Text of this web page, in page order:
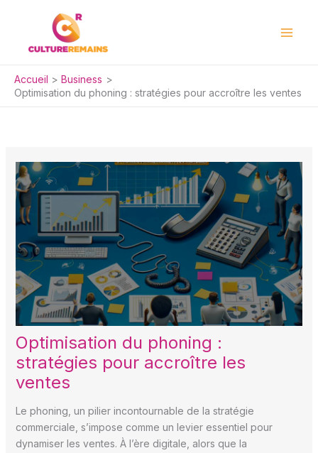
Accueil
Business
Optimisation du phoning : stratégies pour accroître les ventes
Optimisation du phoning :
stratégies pour accroître les
ventes
Le phoning, un pilier incontournable de la stratégie
commerciale, s’impose comme un levier essentiel pour
dynamiser les ventes. À l’ère digitale, alors que la